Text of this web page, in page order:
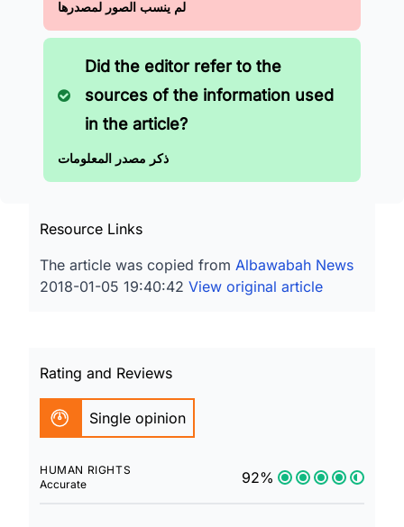
لم ينسب الصور لمصدرها
Did the editor refer to the
sources of the information used
in the article?
ذكر مصدر المعلومات
Resource Links
The article was copied from Albawabah News
2018-01-05 19:40:42 View original article
Rating and Reviews
Single opinion
HUMAN RIGHTS
Accurate
92%